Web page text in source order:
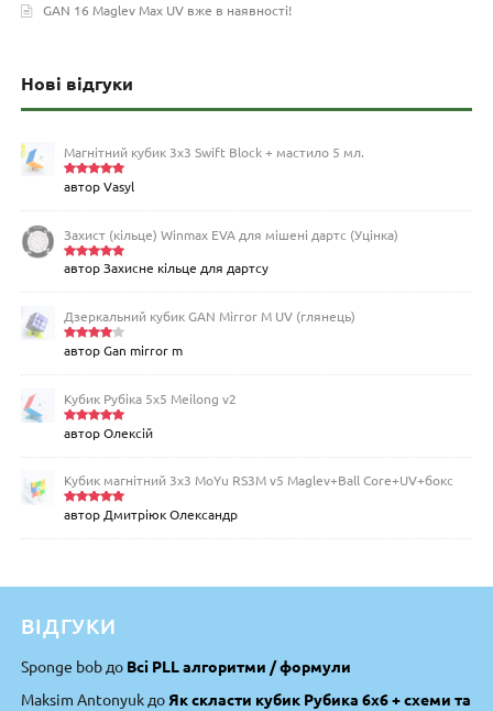
GAN 16 Maglev Max UV вже в наявності!
Нові відгуки
Магнітний кубик 3х3 Swift Block + мастило 5 мл.
Оцінено
автор Vasyl
Захист (кільце) Winmax EVA для мішені дартс (Уцінка)
Оцінено
автор Захисне кільце для дартсу
Дзеркальний кубик GAN Mirror M UV (глянець)
Оцінен
5
автор Gan mirror m
Кубик Рубіка 5x5 Meilong v2
Оцінено
автор Олексій
Кубик магнітний 3х3 MoYu RS3M v5 Maglev+Ball Core+UV+бокс
Оцінено
автор Дмитріюк Олександр
ВІДГУКИ
Sponge bob до Всі PLL алгоритми / формули
Maksim Antonyuk до Як скласти кубик Рубика 6х6 + схеми та